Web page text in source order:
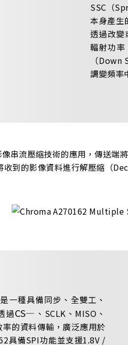
SSC（
本身產生
透過改變
輻射功率
（
調變頻率
串流壓縮技術的應用，傳送端
到的影像資料進行解壓縮（
一種具備同步、全雙工、
過CS― 、SCLK、MISO、
的資料傳輸，廣泛應用於
具備SPI功能並支援1.8V /